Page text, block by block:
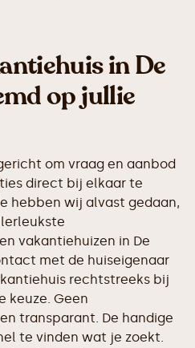
in De
op jullie
om vraag en aanbod
direct bij elkaar te
hebben wij alvast gedaan,
vakantiehuizen in De
met de huiseigenaar
rechtstreeks bij
keuze. Geen
transparant. De handige
te vinden wat je zoekt.